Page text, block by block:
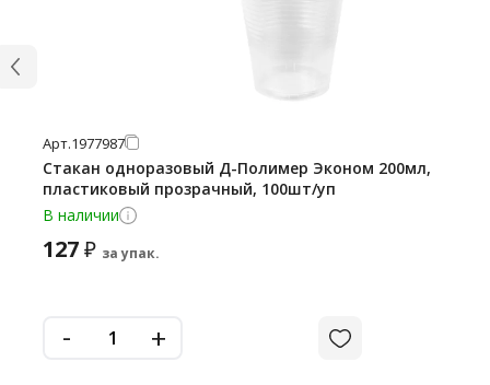
Арт.1977987
Стакан одноразовый Д-Полимер Эконом 200мл,
пластиковый прозрачный, 100шт/уп
В наличии
127₽ за упак.
- +